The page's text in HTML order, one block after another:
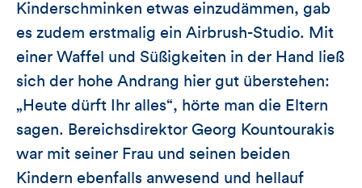
Kinderschminken etwas einzudämmen, gab
es zudem erstmalig ein Airbrush-Studio. Mit
einer Waffel und Süßigkeiten in der Hand ließ
sich der hohe Andrang hier gut überstehen:
„Heute dürft Ihr alles“, hörte man die Eltern
sagen. Bereichsdirektor Georg Kountourakis
war mit seiner Frau und seinen beiden
Kindern ebenfalls anwesend und hellauf